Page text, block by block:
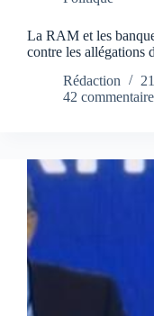
La RAM et les
contre les allégations
Rédaction
42